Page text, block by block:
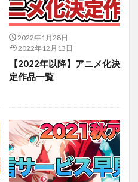
2022年1月28日
2022年12月13日
【2022年以降】アニメ化決
定作品一覧